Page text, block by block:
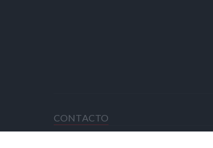
CONTACTO